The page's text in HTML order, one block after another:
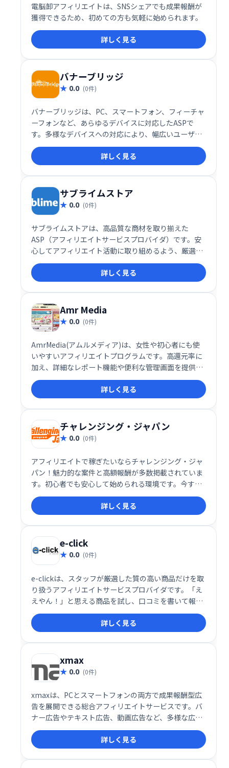
電脳卸アフィリエイトは、SNSシェアでも成果報酬が
獲得できるため、初めての方も気軽に始められます。
詳しく見る
バナーブリッジ
0.0 (0件)
バナーブリッジは、PC、スマートフォン、フィーチャ
ーフォンなど、あらゆるデバイスに対応したASPで
す。多様なデバイスへの対応により、幅広いユーザー
への広告配信を可能にするサービスです。
詳しく見る
サブライムストア
0.0 (0件)
サブライムストアは、高品質な商材を取り揃えた
ASP（アフィリエイトサービスプロバイダ）です。安
心してアフィリエイト活動に取り組めるよう、厳選さ
れた商品を提供しています。初心者からベテランま
で、幅広いアフィリエイターの方々に最適なサービス
です。充実したサポート体制も魅力の一つです。
詳しく見る
Amr Media
0.0 (0件)
AmrMedia(アムルメディア)は、女性や初心者にも使
いやすいアフィリエイトプログラムです。高還元率に
加え、詳細なレポート機能や便利な管理画面を提供す
ることで、効率的な運用をサポートします。安心して
始められる、魅力的なアフィリエイトサービスです。
詳しく見る
チャレンジング・ジャパン
0.0 (0件)
アフィリエイトで稼ぎたいならチャレンジング・ジャ
パン！魅力的な案件と高額報酬が多数掲載されていま
す。初心者でも安心して始められる環境です。今すぐ
登録して、広告収入で理想の生活を手に入れましょ
う！
詳しく見る
e-click
0.0 (0件)
e-clickは、スタッフが厳選した質の高い商品だけを取
り扱うアフィリエイトサービスプロバイダです。「え
えやん！」と思える商品を試し、口コミを書いて報酬
を得られる、新しいアフィリエイト体験を提供しま
す。
詳しく見る
xmax
0.0 (0件)
xmaxは、PCとスマートフォンの両方で成果報酬型広
告を展開できる総合アフィリエイトサービスです。バ
ナー広告やテキスト広告、動画広告など、多様な広告
掲載手段を提供し、効率的な集客と収益化をサポート
します。初心者から経験者まで手軽に始められる使い
やすさが特徴で、アフィリエイトマーケティングの成
功を目指す方に最適です。
詳しく見る